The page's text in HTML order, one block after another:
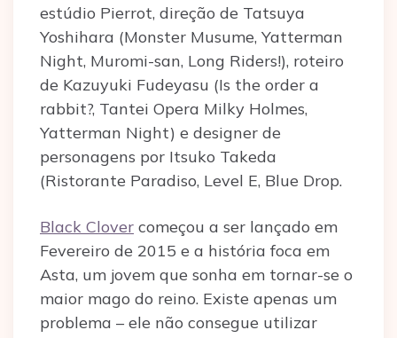
estúdio Pierrot, direção de Tatsuya
Yoshihara (Monster Musume, Yatterman
Night, Muromi-san, Long Riders!), roteiro
de Kazuyuki Fudeyasu (Is the order a
rabbit?, Tantei Opera Milky Holmes,
Yatterman Night) e designer de
personagens por Itsuko Takeda
(Ristorante Paradiso, Level E, Blue Drop.
Black Clover começou a ser lançado em
Fevereiro de 2015 e a história foca em
Asta, um jovem que sonha em tornar-se o
maior mago do reino. Existe apenas um
problema – ele não consegue utilizar